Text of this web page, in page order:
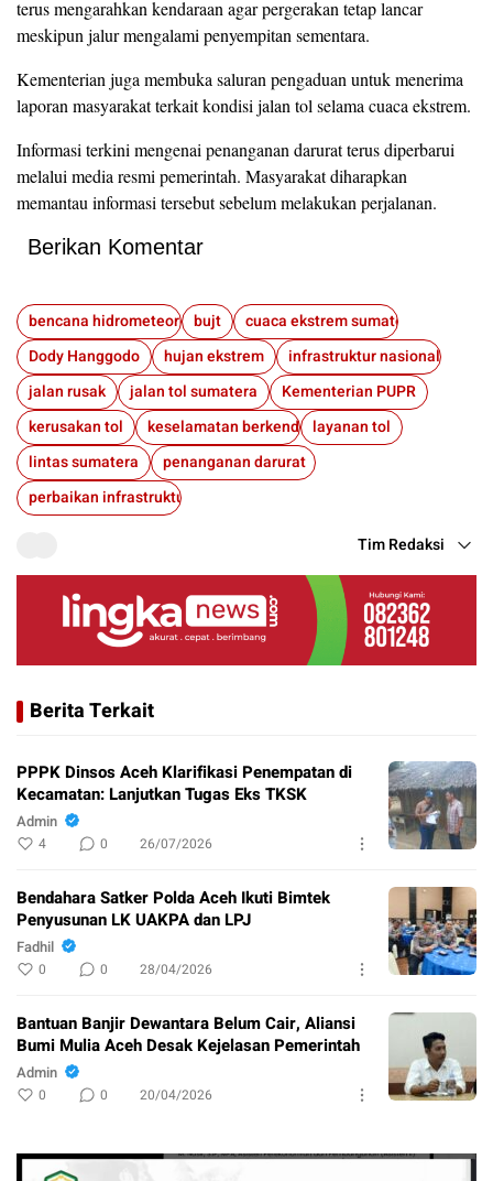
terus mengarahkan kendaraan agar pergerakan tetap lancar
meskipun jalur mengalami penyempitan sementara.
Kementerian juga membuka saluran pengaduan untuk menerima
laporan masyarakat terkait kondisi jalan tol selama cuaca ekstrem.
Informasi terkini mengenai penanganan darurat terus diperbarui
melalui media resmi pemerintah. Masyarakat diharapkan
memantau informasi tersebut sebelum melakukan perjalanan.
Berikan Komentar
bencana hidrometeorologi
bujt
cuaca ekstrem sumatera
Dody Hanggodo
hujan ekstrem
infrastruktur nasional
jalan rusak
jalan tol sumatera
Kementerian PUPR
kerusakan tol
keselamatan berkendaralayanan tol
lintas sumatera
penanganan darurat
perbaikan infrastruktur
Tim Redaksi
Berita Terkait
PPPK Dinsos Aceh Klarifikasi Penempatan di
Kecamatan: Lanjutkan Tugas Eks TKSK
Admin
4 0 26/07/2026
Bendahara Satker Polda Aceh Ikuti Bimtek
Penyusunan LK UAKPA dan LPJ
Fadhil
0 0 28/04/2026
Bantuan Banjir Dewantara Belum Cair, Aliansi
Bumi Mulia Aceh Desak Kejelasan Pemerintah
Admin
0 0 20/04/2026